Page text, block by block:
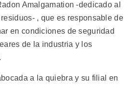
Amalgamation -dedicado al
, que es responsable de
en condiciones de seguridad
de la industria y los
a la quiebra y su filial en